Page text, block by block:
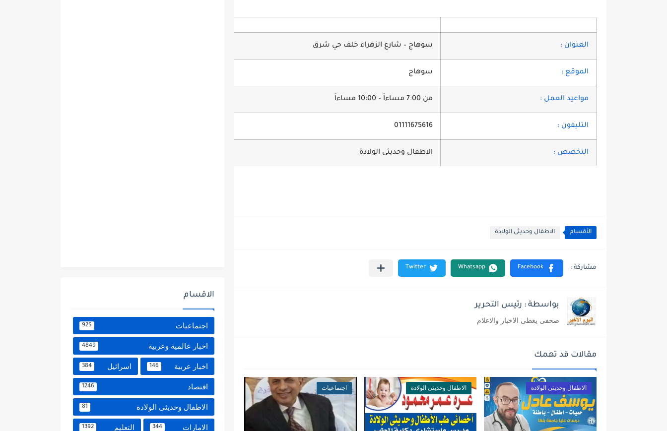
العنوان : سوهاج – شارع الزهراء خلف حي شرق
الموقع : سوهاج
مواعيد العمل : من 7:00 مساءاً – 10:00 مساءاً
التليفون : 01111675616
التخصص : الاطفال وحديثى الولادة
الأقسام الاطفال وحديثى الولادة
بواسطة : رئيس التحرير
صحفى يغطى الاخبار والاعلام
مقالات قد تهمك
الاطفال وحديثى الولادة الاطفال وحديثى الولادة اجتماعيات
الاقسام
اجتماعيات 925
اخبار عالمية وعربية 4849
اخبار عربية 146 اسرائيل 384
اقتصاد 1246
الاطفال وحديثى الولادة 81
الامارات 344 التعليم 1392